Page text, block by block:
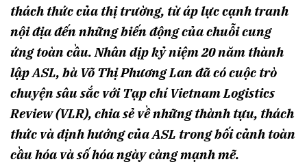
thách thức của thị trường, từ áp lực cạnh tranh
nội địa đến những biến động của chuỗi cung
ứng toàn cầu. Nhân dịp kỷ niệm 20 năm thành
lập ASL, bà Võ Thị Phương Lan đã có cuộc trò
chuyện sâu sắc với Tạp chí Vietnam Logistics
Review (VLR), chia sẻ về những thành tựu, thách
thức và định hướng của ASL trong bối cảnh toàn
cầu hóa và số hóa ngày càng mạnh mẽ.